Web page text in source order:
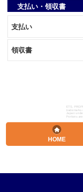
支払い・領収書
支払い
領収書
ETS,
trademarks
Japan
Portions
HOME